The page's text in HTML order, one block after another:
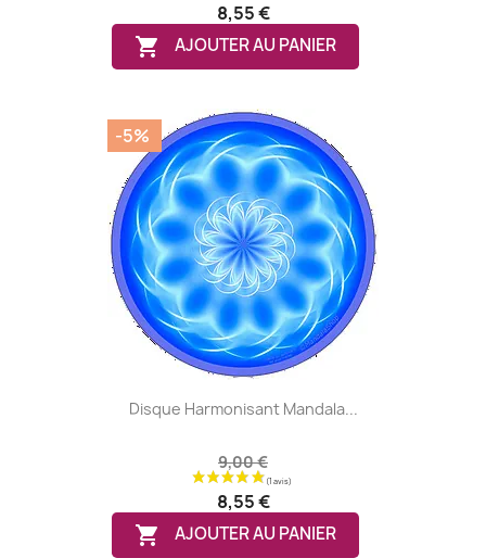
8,55 €
 AJOUTER AU PANIER
Disque Harmonisant Mandala...
9,00 €
8,55 €
 AJOUTER AU PANIER
-5%